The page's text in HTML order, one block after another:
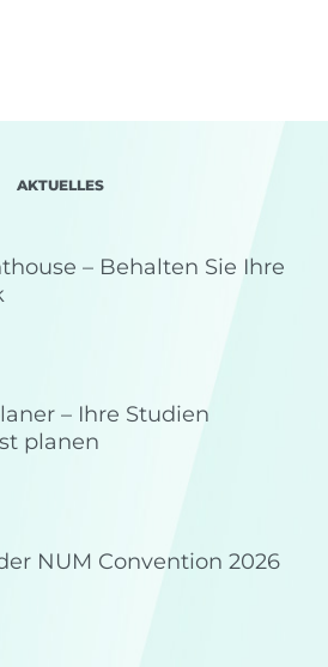
AKTUELLES
– Behalten Sie Ihre
– Ihre Studien
planen
NUM Convention 2026